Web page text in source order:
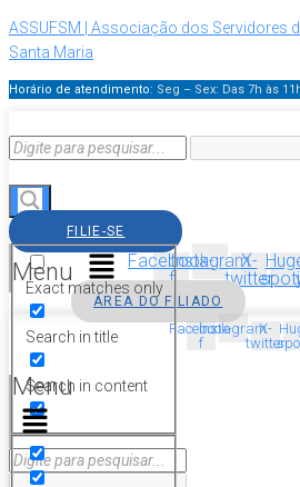
ASSUFSM | Associação dos Servidores
Santa Maria
Horário de atendimento: Seg – Sex: Das 7h às
Exact matches only
Search in title
Search in content
Menu
FILIE-SE
Facebook-
f
InstagramX-
twitter
ÁREA DO FILIADO
Facebook-
f
InstagramX-
twitter
Menu